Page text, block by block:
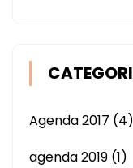
Agenda 2017 (4)
agenda 2019 (1)